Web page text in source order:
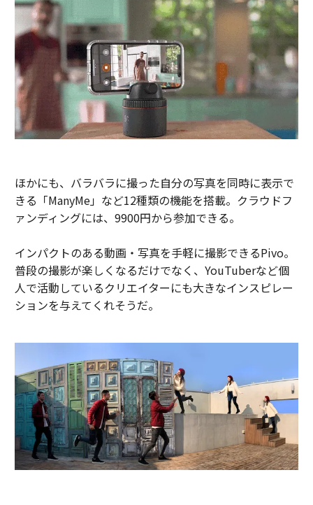
ほかにも、バラバラに撮った自分の写真を同時に表示で
きる「ManyMe」など12種類の機能を搭載。クラウドフ
ァンディングには、9900円から参加できる。
インパクトのある動画・写真を手軽に撮影できるPivo。
普段の撮影が楽しくなるだけでなく、YouTuberなど個
人で活動しているクリエイターにも大きなインスピレー
ションを与えてくれそうだ。